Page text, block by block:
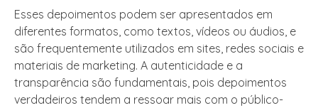
Esses depoimentos podem ser apresentados em
diferentes formatos, como textos, vídeos ou áudios, e
são frequentemente utilizados em sites, redes sociais e
materiais de marketing. A autenticidade e a
transparência são fundamentais, pois depoimentos
verdadeiros tendem a ressoar mais com o público-